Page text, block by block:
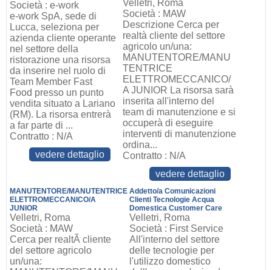
Società : e-work
e-work SpA, sede di
Lucca, seleziona per
azienda cliente operante
nel settore della
ristorazione una risorsa
da inserire nel ruolo di
Team Member Fast
Food presso un punto
vendita situato a Lariano
(RM). La risorsa entrerà
a far parte di ...
Contratto : N/A
vedere dettaglio
Velletri, Roma
Società : MAW
Descrizione Cerca per
realtà cliente del settore
agricolo un/una:
MANUTENTORE/MANU
TENTRICE
ELETTROMECCANICO/
A JUNIOR La risorsa sarà
inserita all'interno del
team di manutenzione e si
occuperà di eseguire
interventi di manutenzione
ordina...
Contratto : N/A
vedere dettaglio
MANUTENTORE/MANUTENTRICE
ELETTROMECCANICO/A
JUNIOR
Velletri, Roma
Società : MAW
Cerca per realtÃ cliente
del settore agricolo
un/una:
Addetto/a Comunicazioni
Clienti Tecnologie Acqua
Domestica Customer Care
Velletri, Roma
Società : First Service
All'interno del settore
delle tecnologie per
l'utilizzo domestico